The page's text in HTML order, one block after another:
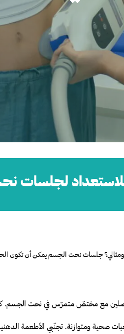
لجلسات
جلسات نحت الجسم يمكن أن تكون الحل
مع مختصّ متمرّس في نحت الجسم.
صحية ومتوازنة. تجنّبي الأطعمة